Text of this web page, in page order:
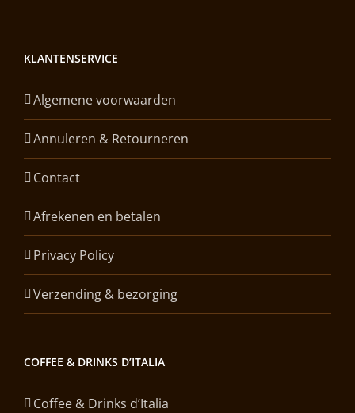
KLANTENSERVICE
Algemene voorwaarden
Annuleren & Retourneren
Contact
Afrekenen en betalen
Privacy Policy
Verzending & bezorging
COFFEE & DRINKS D’ITALIA
Coffee & Drinks d’Italia